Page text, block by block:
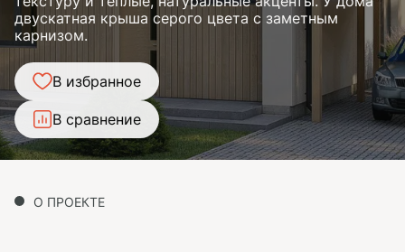
двускатная крыша серого цвета с заметным
карнизом.
В избранное
В сравнение
О ПРОЕКТЕ